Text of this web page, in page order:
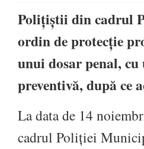
Polițiștii din cadrul
ordin de protecție
unui dosar penal,
preventivă, după ce
La data de 14
cadrul Poliției